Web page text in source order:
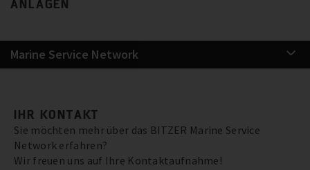
ANLAGEN
Marine Service Network
IHR KONTAKT
Sie möchten mehr über das BITZER Marine Service
Network erfahren?
Wir freuen uns auf Ihre Kontaktaufnahme!